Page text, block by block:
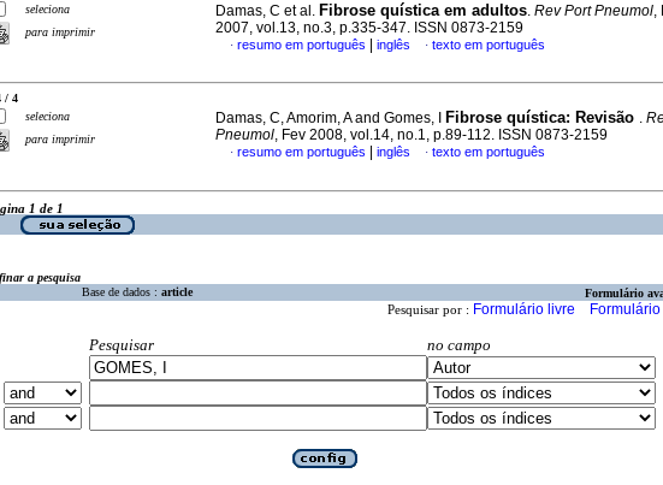
seleciona
para imprimir
Damas, C et al. Fibrose quística em adultos. Rev Port Pneumol,
2007, vol.13, no.3, p.335-347. ISSN 0873-2159
· resumo em português inglês · texto em português
/ 4
seleciona
para imprimir
Damas, C, Amorim, A and Gomes, I Fibrose quística: Revisão .
Pneumol, Fev 2008, vol.14, no.1, p.89-112. ISSN 0873-2159
· resumo em português inglês · texto em português
1 de 1
a pesquisa
Base de dados : article Formulário
Pesquisar por : Formulário livre
Pesquisar
no campo